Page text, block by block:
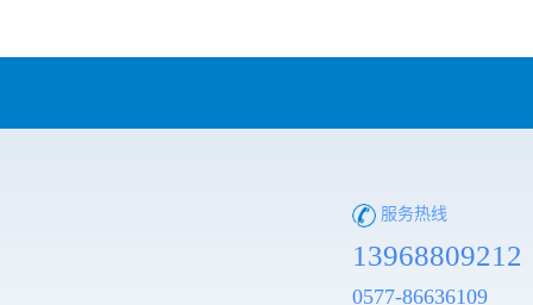
服务热线
13968809212
0577-86636109